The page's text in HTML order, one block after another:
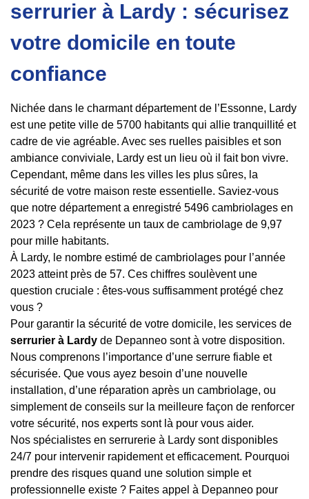
serrurier à Lardy : sécurisez
votre domicile en toute
confiance
Nichée dans le charmant département de l’Essonne, Lardy
est une petite ville de 5700 habitants qui allie tranquillité et
cadre de vie agréable. Avec ses ruelles paisibles et son
ambiance conviviale, Lardy est un lieu où il fait bon vivre.
Cependant, même dans les villes les plus sûres, la
sécurité de votre maison reste essentielle. Saviez-vous
que notre département a enregistré 5496 cambriolages en
2023 ? Cela représente un taux de cambriolage de 9,97
pour mille habitants.
À Lardy, le nombre estimé de cambriolages pour l’année
2023 atteint près de 57. Ces chiffres soulèvent une
question cruciale : êtes-vous suffisamment protégé chez
vous ?
Pour garantir la sécurité de votre domicile, les services de
serrurier à Lardy de Depanneo sont à votre disposition.
Nous comprenons l’importance d’une serrure fiable et
sécurisée. Que vous ayez besoin d’une nouvelle
installation, d’une réparation après un cambriolage, ou
simplement de conseils sur la meilleure façon de renforcer
votre sécurité, nos experts sont là pour vous aider.
Nos spécialistes en serrurerie à Lardy sont disponibles
24/7 pour intervenir rapidement et efficacement. Pourquoi
prendre des risques quand une solution simple et
professionnelle existe ? Faites appel à Depanneo pour